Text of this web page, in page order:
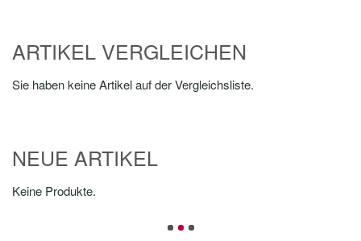
ARTIKEL VERGLEICHEN
Sie haben keine Artikel auf der Vergleichsliste.
NEUE ARTIKEL
Keine Produkte.